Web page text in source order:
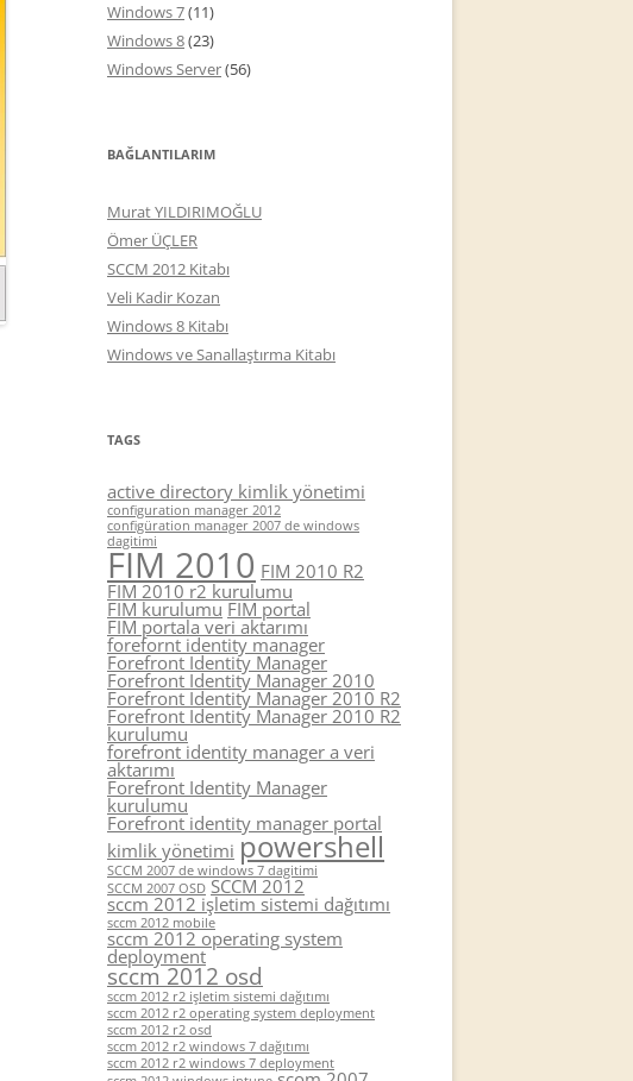
Windows 7(11)
Windows 8(23)
Windows Server(56)
BAĞLANTILARIM
Murat YILDIRIMOĞLU
Ömer ÜÇLER
SCCM 2012 Kitabı
Veli Kadir Kozan
Windows 8 Kitabı
Windows ve Sanallaştırma Kitabı
TAGS
active directory kimlik yönetimi
configuration manager 2012
configüration manager 2007 de windows
dagitimi
FIM 2010 FIM 2010 R2
FIM 2010 r2 kurulumu
FIM kurulumu FIM portal
FIM portala veri aktarımı
forefornt identity manager
Forefront Identity Manager
Forefront Identity Manager 2010
Forefront Identity Manager 2010 R2
Forefront Identity Manager 2010 R2
kurulumu
forefront identity manager a veri
aktarımı
Forefront Identity Manager
kurulumu
Forefront identity manager portal
kimlik yönetimi powershell
SCCM 2007 de windows 7 dagitimi
SCCM 2007 OSD SCCM 2012
sccm 2012 işletim sistemi dağıtımı
sccm 2012 mobile
sccm 2012 operating system
deployment
sccm 2012 osd
sccm 2012 r2 işletim sistemi dağıtımı
sccm 2012 r2 operating system deployment
sccm 2012 r2 osd
sccm 2012 r2 windows 7 dağıtımı
sccm 2012 r2 windows 7 deployment